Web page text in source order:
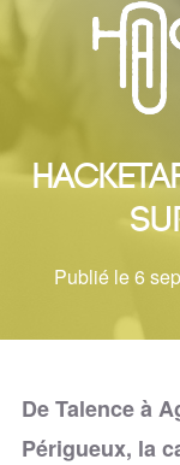
Publié le 6
De Talence à
Périgueux, la